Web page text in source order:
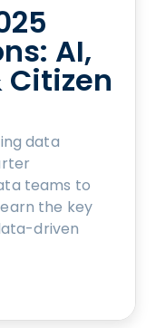
AI,
Citizen
data
teams to
the key
driven